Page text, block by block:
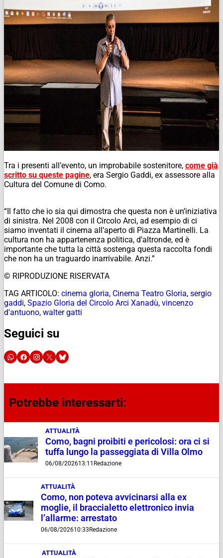
Tra i presenti all’evento, un improbabile sostenitore, come già
scritto su queste pagine, era Sergio Gaddi, ex assessore alla
Cultura del Comune di Como.
“Il fatto che io sia qui dimostra che questa non è un’iniziativa
di sinistra. Nel 2008 con il Circolo Arci, ad esempio di ci
siamo inventati il cinema all’aperto di Piazza Martinelli. La
cultura non ha appartenenza politica, d’altronde, ed è
importante che tutta la città sostenga questa raccolta fondi
che non ha un traguardo inarrivabile. Anzi.”
© RIPRODUZIONE RISERVATA
TAG ARTICOLO: cinema gloria, Cinema Teatro Gloria, sergio
gaddi, Spazio Gloria del Circolo Arci Xanadù, vincenzo
d'antuono, walter gatti
Seguici su
Potrebbe interessarti:
ATTUALITÀ
Como, bagni proibiti e pericolosi: ora ci si
tuffa lungo la passeggiata di Villa Olmo
06/08/202613:11 Redazione
ATTUALITÀ
Como, non poteva avvicinarsi alla ex
moglie, il braccialetto elettronico invia
l’allarme: arrestato
06/08/202610:33 Redazione
ATTUALITÀ